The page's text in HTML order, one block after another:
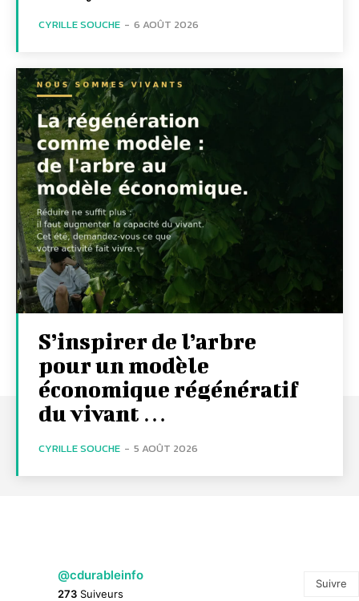
CYRILLE SOUCHE - 6 AOÛT 2026
S’inspirer de l’arbre
pour un modèle
économique régénératif
du vivant …
CYRILLE SOUCHE - 5 AOÛT 2026
@cdurableinfo
273 Suiveurs
Suivre